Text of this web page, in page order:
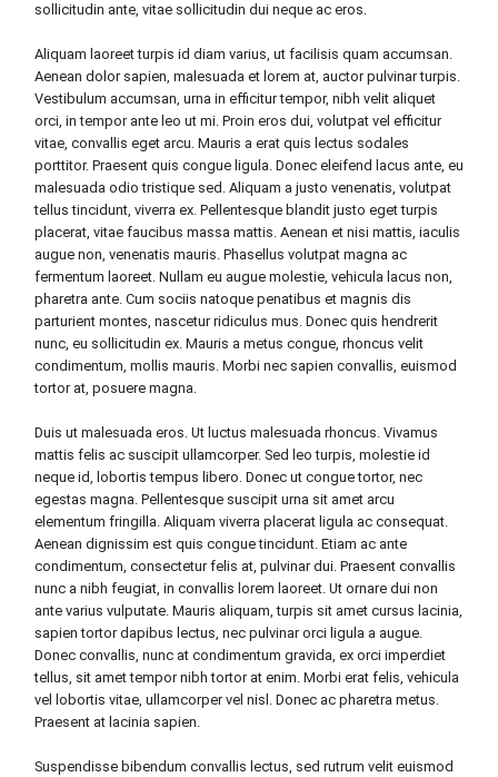
sollicitudin ante, vitae sollicitudin dui neque ac eros.
Aliquam laoreet turpis id diam varius, ut facilisis quam accumsan.
Aenean dolor sapien, malesuada et lorem at, auctor pulvinar turpis.
Vestibulum accumsan, urna in efficitur tempor, nibh velit aliquet
orci, in tempor ante leo ut mi. Proin eros dui, volutpat vel efficitur
vitae, convallis eget arcu. Mauris a erat quis lectus sodales
porttitor. Praesent quis congue ligula. Donec eleifend lacus ante, eu
malesuada odio tristique sed. Aliquam a justo venenatis, volutpat
tellus tincidunt, viverra ex. Pellentesque blandit justo eget turpis
placerat, vitae faucibus massa mattis. Aenean et nisi mattis, iaculis
augue non, venenatis mauris. Phasellus volutpat magna ac
fermentum laoreet. Nullam eu augue molestie, vehicula lacus non,
pharetra ante. Cum sociis natoque penatibus et magnis dis
parturient montes, nascetur ridiculus mus. Donec quis hendrerit
nunc, eu sollicitudin ex. Mauris a metus congue, rhoncus velit
condimentum, mollis mauris. Morbi nec sapien convallis, euismod
tortor at, posuere magna.
Duis ut malesuada eros. Ut luctus malesuada rhoncus. Vivamus
mattis felis ac suscipit ullamcorper. Sed leo turpis, molestie id
neque id, lobortis tempus libero. Donec ut congue tortor, nec
egestas magna. Pellentesque suscipit urna sit amet arcu
elementum fringilla. Aliquam viverra placerat ligula ac consequat.
Aenean dignissim est quis congue tincidunt. Etiam ac ante
condimentum, consectetur felis at, pulvinar dui. Praesent convallis
nunc a nibh feugiat, in convallis lorem laoreet. Ut ornare dui non
ante varius vulputate. Mauris aliquam, turpis sit amet cursus lacinia,
sapien tortor dapibus lectus, nec pulvinar orci ligula a augue.
Donec convallis, nunc at condimentum gravida, ex orci imperdiet
tellus, sit amet tempor nibh tortor at enim. Morbi erat felis, vehicula
vel lobortis vitae, ullamcorper vel nisl. Donec ac pharetra metus.
Praesent at lacinia sapien.
Suspendisse bibendum convallis lectus, sed rutrum velit euismod